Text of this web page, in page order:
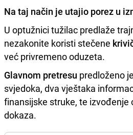
Na taj način je utajio porez u
U optužnici tužilac predlaže
nezakonite koristi stečene
već privremeno oduzeta.
Glavnom pretresu predloženo
svjedoka, dva vještaka
finansijske struke, te izvođenje
dokaza.